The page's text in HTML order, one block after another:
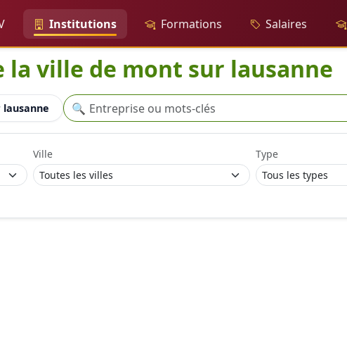
Institutions Formations Salaires
ville de mont sur lausanne
Recherche
🔍
Ville
Type